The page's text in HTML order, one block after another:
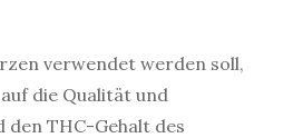
verwendet werden soll,
die Qualität und
den THC-Gehalt des